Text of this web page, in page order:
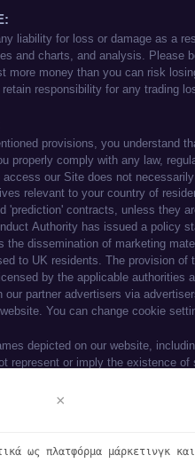
© 2026
×
ως πλατφόρμα μάρκετινγκ